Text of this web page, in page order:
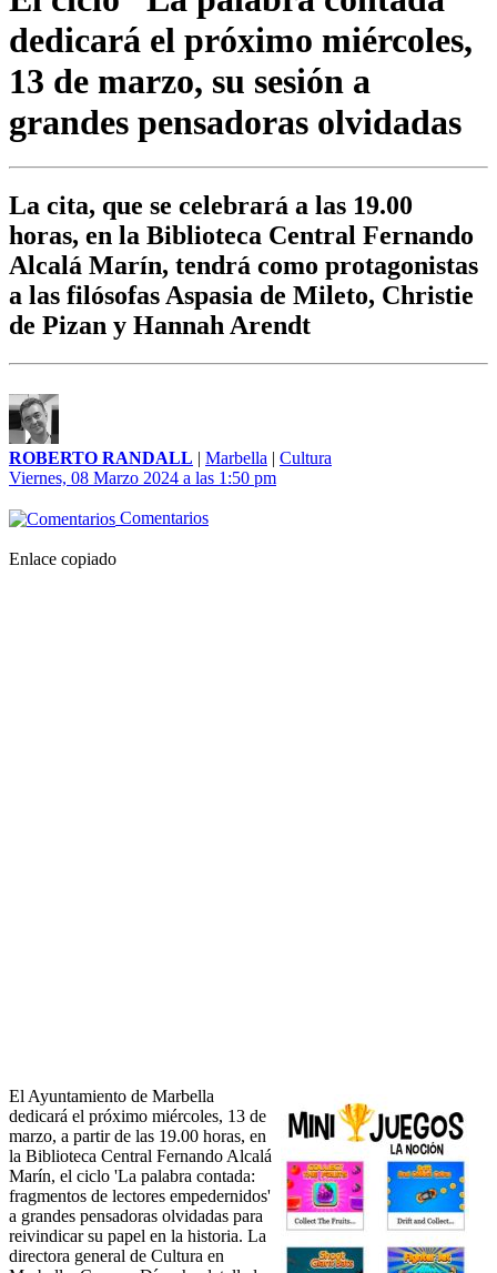
dedicará el próximo miércoles,
13 de marzo, su sesión a
grandes pensadoras olvidadas
La cita, que se celebrará a las 19.00
horas, en la Biblioteca Central Fernando
Alcalá Marín, tendrá como protagonistas
a las filósofas Aspasia de Mileto, Christie
de Pizan y Hannah Arendt
ROBERTO RANDALL | Marbella | Cultura
Viernes, 08 Marzo 2024 a las 1:50 pm
Comentarios
Enlace copiado
El Ayuntamiento de Marbella
dedicará el próximo miércoles, 13 de
marzo, a partir de las 19.00 horas, en
la Biblioteca Central Fernando Alcalá
Marín, el ciclo 'La palabra contada:
fragmentos de lectores empedernidos'
a grandes pensadoras olvidadas para
reivindicar su papel en la historia. La
directora general de Cultura en